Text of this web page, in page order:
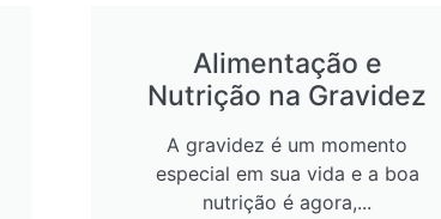
Alimentação e
Nutrição na Gravidez
A gravidez é um momento
especial em sua vida e a boa
nutrição é agora,...